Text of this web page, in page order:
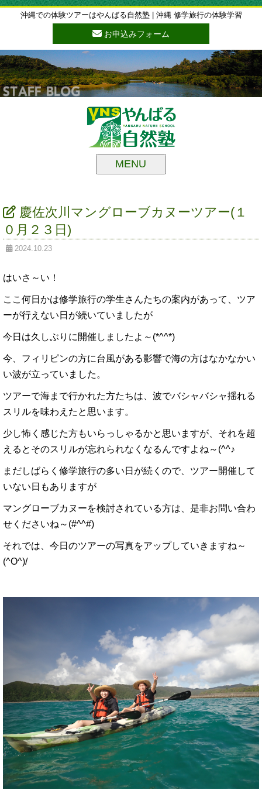
沖縄での体験ツアーはやんばる自然塾 | 沖縄 修学旅行の体験学習
お申込みフォーム
MENU
慶佐次川マングローブカヌーツアー(１
０月２３日)
2024.10.23
はいさ～い！
ここ何日かは修学旅行の学生さんたちの案内があって、ツア
ーが行えない日が続いていましたが
今日は久しぶりに開催しましたよ～(*^^*)
今、フィリピンの方に台風がある影響で海の方はなかなかい
い波が立っていました。
ツアーで海まで行かれた方たちは、波でバシャバシャ揺れる
スリルを味わえたと思います。
少し怖く感じた方もいらっしゃるかと思いますが、それを超
えるとそのスリルが忘れられなくなるんですよね～(^^♪
まだしばらく修学旅行の多い日が続くので、ツアー開催して
いない日もありますが
マングローブカヌーを検討されている方は、是非お問い合わ
せくださいね～(#^^#)
それでは、今日のツアーの写真をアップしていきますね～
(^O^)/